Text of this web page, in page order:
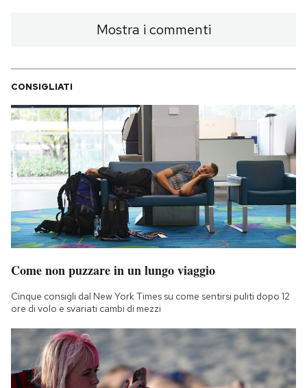
Mostra i commenti
CONSIGLIATI
Come non puzzare in un lungo viaggio
Cinque consigli dal New York Times su come sentirsi puliti dopo 12
ore di volo e svariati cambi di mezzi